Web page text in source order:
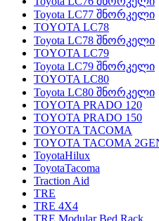
Toyota LC77 შნორკელი
TOYOTA LC78
Toyota LC78 შნორკელი
TOYOTA LC79
Toyota LC79 შნორკელი
TOYOTA LC80
Toyota LC80 შნორკელი
TOYOTA PRADO 120
TOYOTA PRADO 150
TOYOTA TACOMA
TOYOTA TACOMA
ToyotaHilux
ToyotaTacoma
Traction Aid
TRE
TRE 4X4
TRE Modular Bed Rack